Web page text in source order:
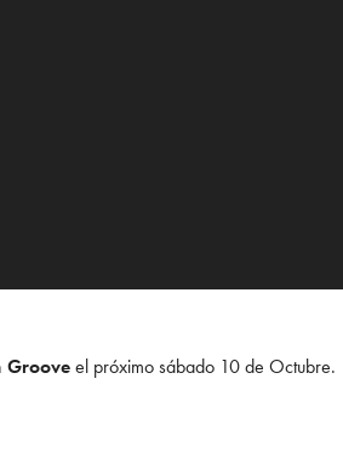
Grooveel próximo sábado 10 de Octubre.